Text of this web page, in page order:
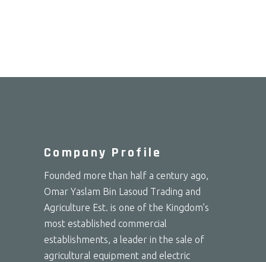
Company Profile
Founded more than half a century ago,
Omar Yaslam Bin Lasoud Trading and
Agriculture Est. is one of the Kingdom’s
most established commercial
establishments, a leader in the sale of
agricultural equipment and electric